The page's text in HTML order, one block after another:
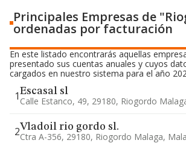
Principales Empresas de
ordenadas por facturación
En este listado encontrarás aquellas
presentado sus cuentas anuales y cuyos
cargados en nuestro sistema para el año
1Escasal sl
Calle Estanco, 49, 29180, Riogordo
2Vladoil rio gordo sl.
Ctra A-356, 29180, Riogordo Malaga,